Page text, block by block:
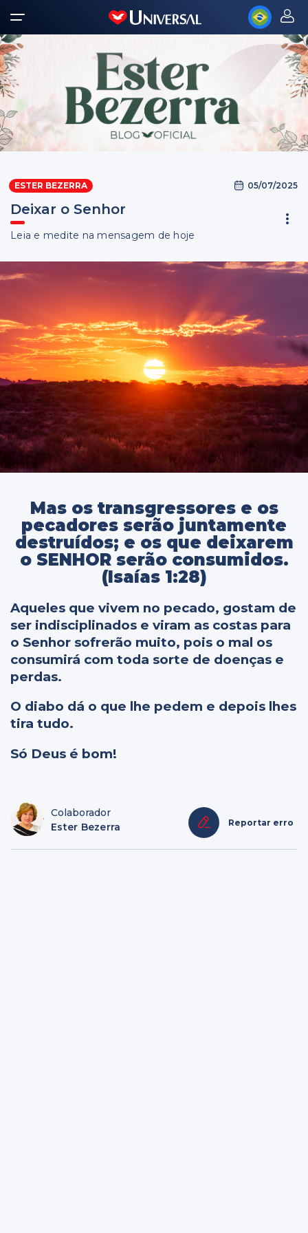
ESTER BEZERRA 05/07/2025
Deixar o Senhor
Leia e medite na mensagem de hoje
Mas os transgressores e os
pecadores serão juntamente
destruídos; e os que deixarem
o SENHOR serão consumidos.
(Isaías 1:28)
Aqueles que vivem no pecado, gostam de
ser indisciplinados e viram as costas para
o Senhor sofrerão muito, pois o mal os
consumirá com toda sorte de doenças e
perdas.
O diabo dá o que lhe pedem e depois lhes
tira tudo.
Só Deus é bom!
Colaborador
Ester Bezerra
Reportar erro